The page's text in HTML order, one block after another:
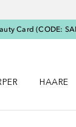
Card (CODE:
Douglas Startseite
HAARE